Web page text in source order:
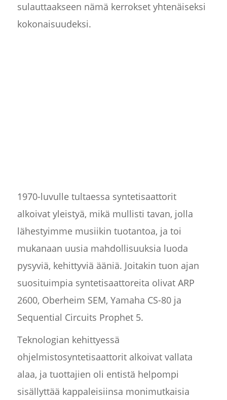
sulauttaakseen nämä kerrokset yhtenäiseksi
kokonaisuudeksi.
1970-luvulle tultaessa syntetisaattorit
alkoivat yleistyä, mikä mullisti tavan, jolla
lähestyimme musiikin tuotantoa, ja toi
mukanaan uusia mahdollisuuksia luoda
pysyviä, kehittyviä ääniä. Joitakin tuon ajan
suosituimpia syntetisaattoreita olivat ARP
2600, Oberheim SEM, Yamaha CS-80 ja
Sequential Circuits Prophet 5.
Teknologian kehittyessä
ohjelmistosyntetisaattorit alkoivat vallata
alaa, ja tuottajien oli entistä helpompi
sisällyttää kappaleisiinsa monimutkaisia